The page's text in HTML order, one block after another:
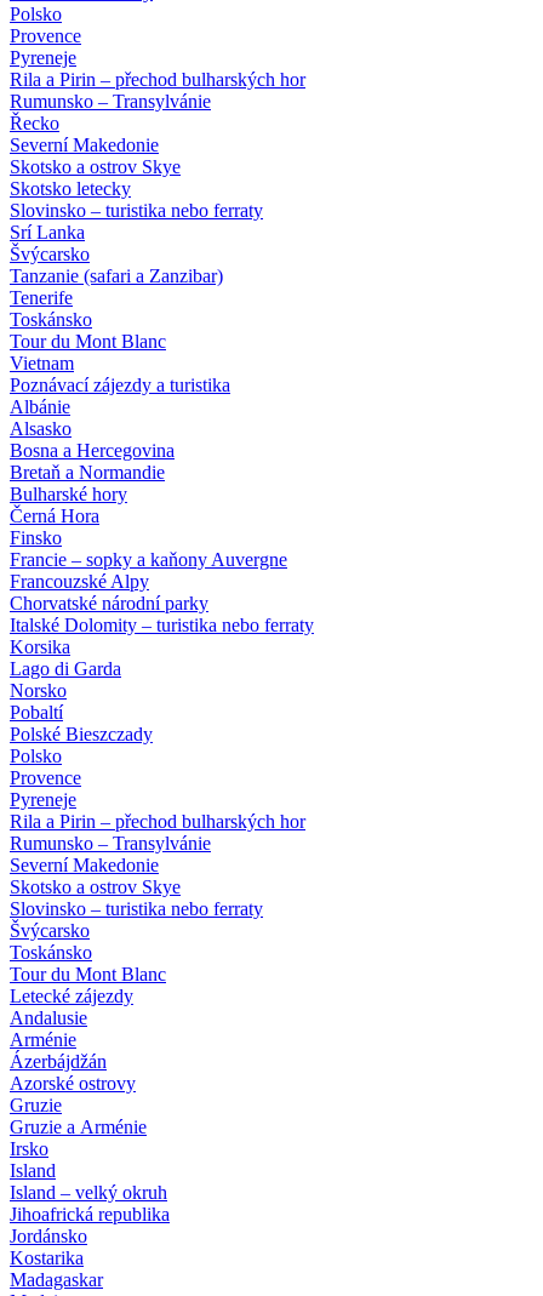
Polsko
Provence
Pyreneje
Rila a Pirin – přechod bulharských hor
Rumunsko – Transylvánie
Řecko
Severní Makedonie
Skotsko a ostrov Skye
Skotsko letecky
Slovinsko – turistika nebo ferraty
Srí Lanka
Švýcarsko
Tanzanie (safari a Zanzibar)
Tenerife
Toskánsko
Tour du Mont Blanc
Vietnam
Poznávací zájezdy a turistika
Albánie
Alsasko
Bosna a Hercegovina
Bretaň a Normandie
Bulharské hory
Černá Hora
Finsko
Francie – sopky a kaňony Auvergne
Francouzské Alpy
Chorvatské národní parky
Italské Dolomity – turistika nebo ferraty
Korsika
Lago di Garda
Norsko
Pobaltí
Polské Bieszczady
Polsko
Provence
Pyreneje
Rila a Pirin – přechod bulharských hor
Rumunsko – Transylvánie
Severní Makedonie
Skotsko a ostrov Skye
Slovinsko – turistika nebo ferraty
Švýcarsko
Toskánsko
Tour du Mont Blanc
Letecké zájezdy
Andalusie
Arménie
Ázerbájdžán
Azorské ostrovy
Gruzie
Gruzie a Arménie
Irsko
Island
Island – velký okruh
Jihoafrická republika
Jordánsko
Kostarika
Madagaskar